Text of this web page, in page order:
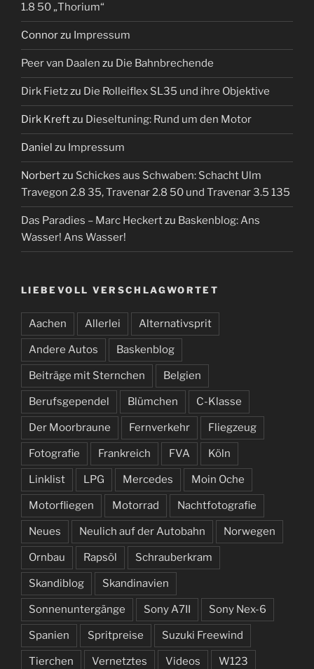
1.8 50 „Thorium“
Connorzu Impressum
Peer van Daalen zu Die Bahnbrechende
Dirk Fietzzu Die Rolleiflex SL35 und ihre Objektive
Dirk Kreftzu Dieseltuning: Rund um den Motor
Daniel zu Impressum
Norbertzu Schickes aus Schwaben: Schacht Ulm
Travegon 2.8 35, Travenar 2.8 50 und Travenar 3.5 135
Das Paradies – Marc Heckertzu Baskenblog: Ans
Wasser! Ans Wasser!
LIEBEVOLL VERSCHLAGWORTET
Aachen Allerlei Alternativsprit
Andere Autos Baskenblog
Beiträge mit Sternchen Belgien
Berufsgependel Blümchen C-Klasse
Der Moorbraune Fernverkehr Fliegzeug
Fotografie Frankreich FVA Köln
Linklist LPG Mercedes Moin Oche
Motorfliegen Motorrad Nachtfotografie
Neues Neulich auf der Autobahn Norwegen
Ornbau Rapsöl Schrauberkram
Skandiblog Skandinavien
Sonnenuntergänge Sony A7II Sony Nex-6
Spanien Spritpreise Suzuki Freewind
Tierchen Vernetztes Videos W123